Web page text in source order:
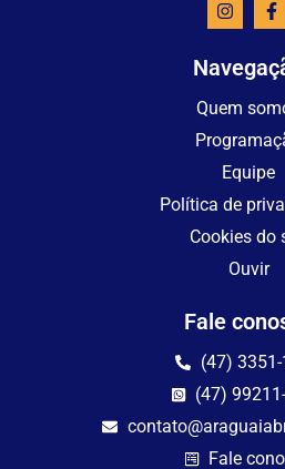
Quem
Equipe
Política de
Cookies do
Ouvir
Fale
(47)
(47)
Fale